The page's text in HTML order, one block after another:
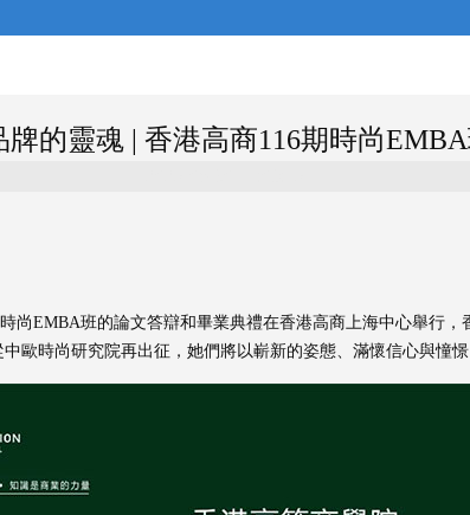
牌的靈魂 | 香港高商116期時尚
尚EMBA班的論文答辯和畢業典禮在香港高商上海中心舉行
歐時尚研究院再出征，她們將以嶄新的姿態、滿懷信心與憧